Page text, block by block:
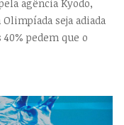
agência Kyodo,
Olimpíada seja adiada
pedem que o